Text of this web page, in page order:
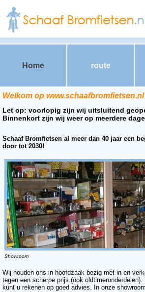
Home route
Welkom op www.schaafbromfietsen.nl
Let op: voorlopig zijn wij uitsluitend
Binnenkort zijn wij weer op meerdere
Schaaf Bromfietsen al meer dan 40 jaar een
door tot 2030!
Showroom
Wij houden ons in hoofdzaak bezig met in-en
tegen een scherpe prijs.(ook
kunt u rekenen op goed advies. In onze